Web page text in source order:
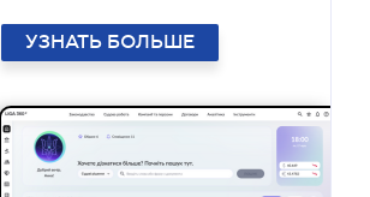
УЗНАТЬ БОЛЬШЕ